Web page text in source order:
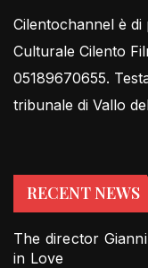
Cilentochannel è
Culturale Cilento
05189670655.
tribunale di Vallo
RECENT NEWS
The director
in Love